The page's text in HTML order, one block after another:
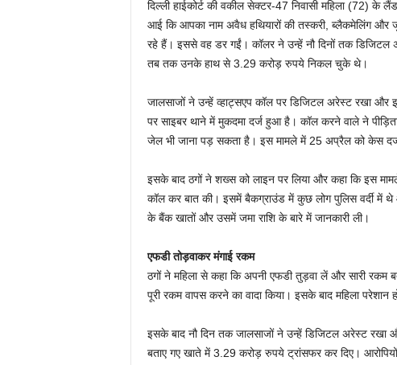
दिल्ली हाईकोर्ट की वकील सेक्टर-47 निवासी महिला (72)
आई कि आपका नाम अवैध हथियारों की तस्करी, ब्लैकमेलिंग
रहे हैं। इससे वह डर गईं। कॉलर ने उन्हें नौ दिनों तक डिजिटल
तब तक उनके हाथ से 3.29 करोड़ रुपये निकल चुके थे।
जालसाजों ने उन्हें व्हाट्सएप कॉल पर डिजिटल अरेस्ट रखा
पर साइबर थाने में मुकदमा दर्ज हुआ है। कॉल करने वाले ने
जेल भी जाना पड़ सकता है। इस मामले में 25 अप्रैल को केस
इसके बाद ठगों ने शख्स को लाइन पर लिया और कहा कि इस
कॉल कर बात की। इसमें बैकग्राउंड में कुछ लोग पुलिस वर्दी में
के बैंक खातों और उसमें जमा राशि के बारे में जानकारी ली।
एफडी तोड़वाकर मंगाई रकम
ठगों ने महिला से कहा कि अपनी एफडी तुड़वा लें और सारी रकम
पूरी रकम वापस करने का वादा किया। इसके बाद महिला परेशान
इसके बाद नौ दिन तक जालसाजों ने उन्हें डिजिटल अरेस्ट रखा
बताए गए खाते में 3.29 करोड़ रुपये ट्रांसफर कर दिए।